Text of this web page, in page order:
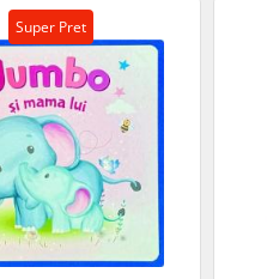
Super Pret